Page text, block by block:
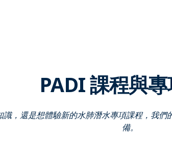
PADI 課程與
識，還是想體驗新的水肺潛水專項課程，我
備。